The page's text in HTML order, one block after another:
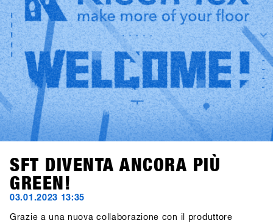
the DATE: January 21-23, 2024
SFT DIVENTA ANCORA PIÙ
GREEN!
03.01.2023 13:35
Grazie a una nuova collaborazione con il produttore